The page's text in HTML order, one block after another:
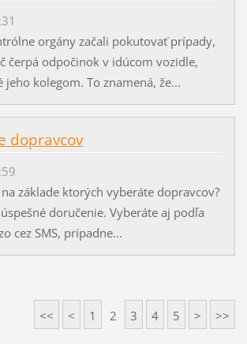
orgány začali pokutovať prípady,
čerpá odpočinok v idúcom vozidle,
jeho kolegom. To znamená, že...
dopravcov
základe ktorých vyberáte dopravcov?
doručenie. Vyberáte aj podľa
cez SMS, prípadne...
<< < 1 2 3 4 5 > >>